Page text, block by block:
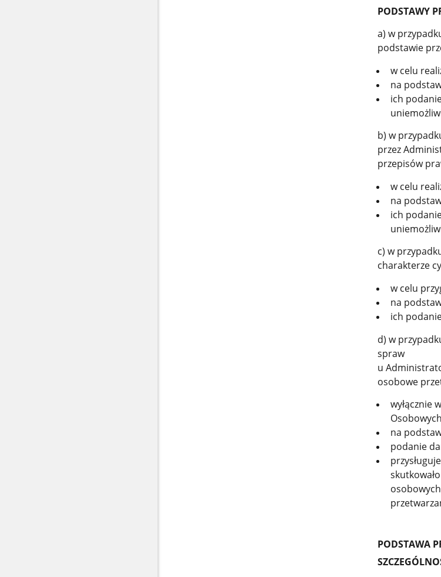
PODSTAWY
a) w
podstawie
w celu
na
ich
b) w
przez
przepisów
w celu
na
ich
c) w
charakterze
w celu
na
ich
d) w
spraw
u
osobowe
wyłącznie
na
podanie
PODSTAWA